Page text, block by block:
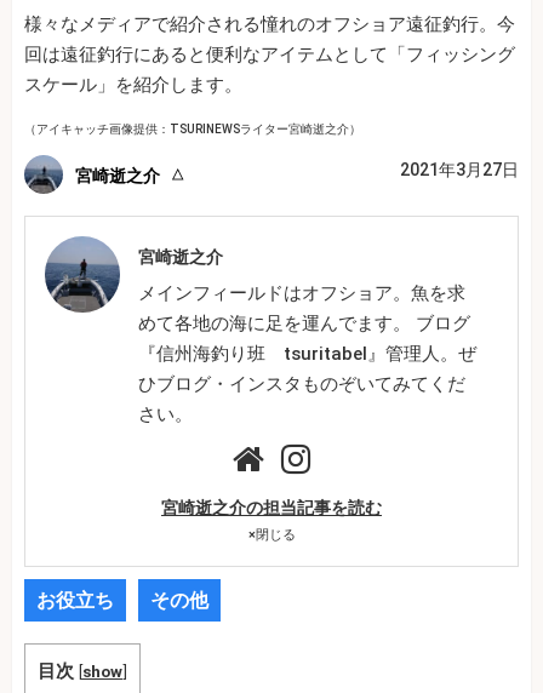
様々なメディアで紹介される憧れのオフショア遠征釣行。今
回は遠征釣行にあると便利なアイテムとして「フィッシング
スケール」を紹介します。
（アイキャッチ画像提供：TSURINEWSライター宮崎逝之介）
宮崎逝之介 2021年3月27日
宮崎逝之介
メインフィールドはオフショア。魚を求
めて各地の海に足を運んでます。 ブログ
『信州海釣り班 tsuritabel』管理人。ぜ
ひブログ・インスタものぞいてみてくだ
さい。
宮崎逝之介の担当記事を読む
×閉じる
お役立ち その他
目次 [show]